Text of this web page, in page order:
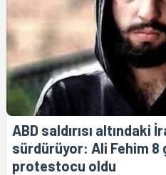
ABD saldırısı altındaki
sürdürüyor: Ali Fehim 8
protestocu oldu